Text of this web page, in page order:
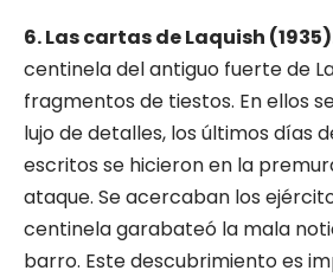
6. Las cartas de Laquish
centinela del antiguo fuerte de
fragmentos de tiestos. En ellos
lujo de detalles, los últimos días
escritos se hicieron en la
ataque. Se acercaban los
centinela garabateó la mala
barro. Este descubrimiento es